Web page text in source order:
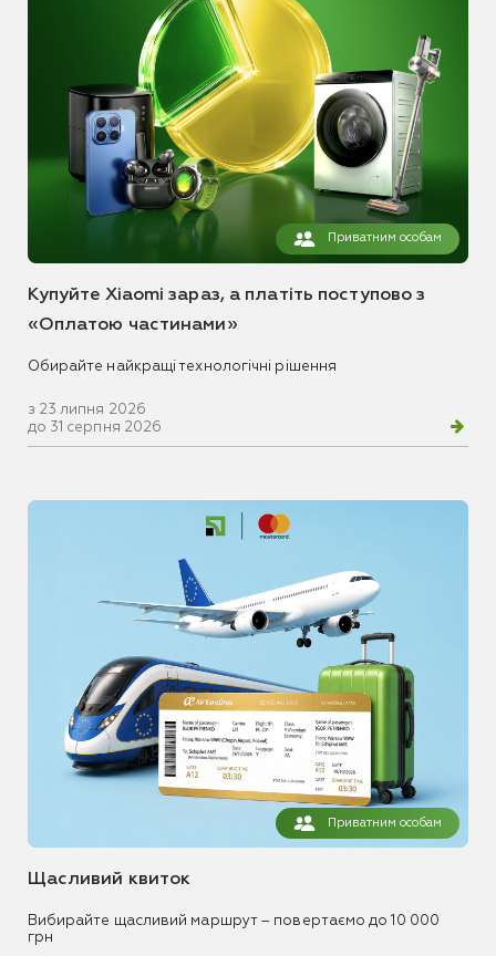
Приватним особам
Купуйте Xiaomi зараз, а платіть поступово з
«Оплатою частинами»
Обирайте найкращі технологічні рішення
з 23 липня 2026
до 31 серпня 2026
Приватним особам
Щасливий квиток
Вибирайте щасливий маршрут – повертаємо до 10 000
грн